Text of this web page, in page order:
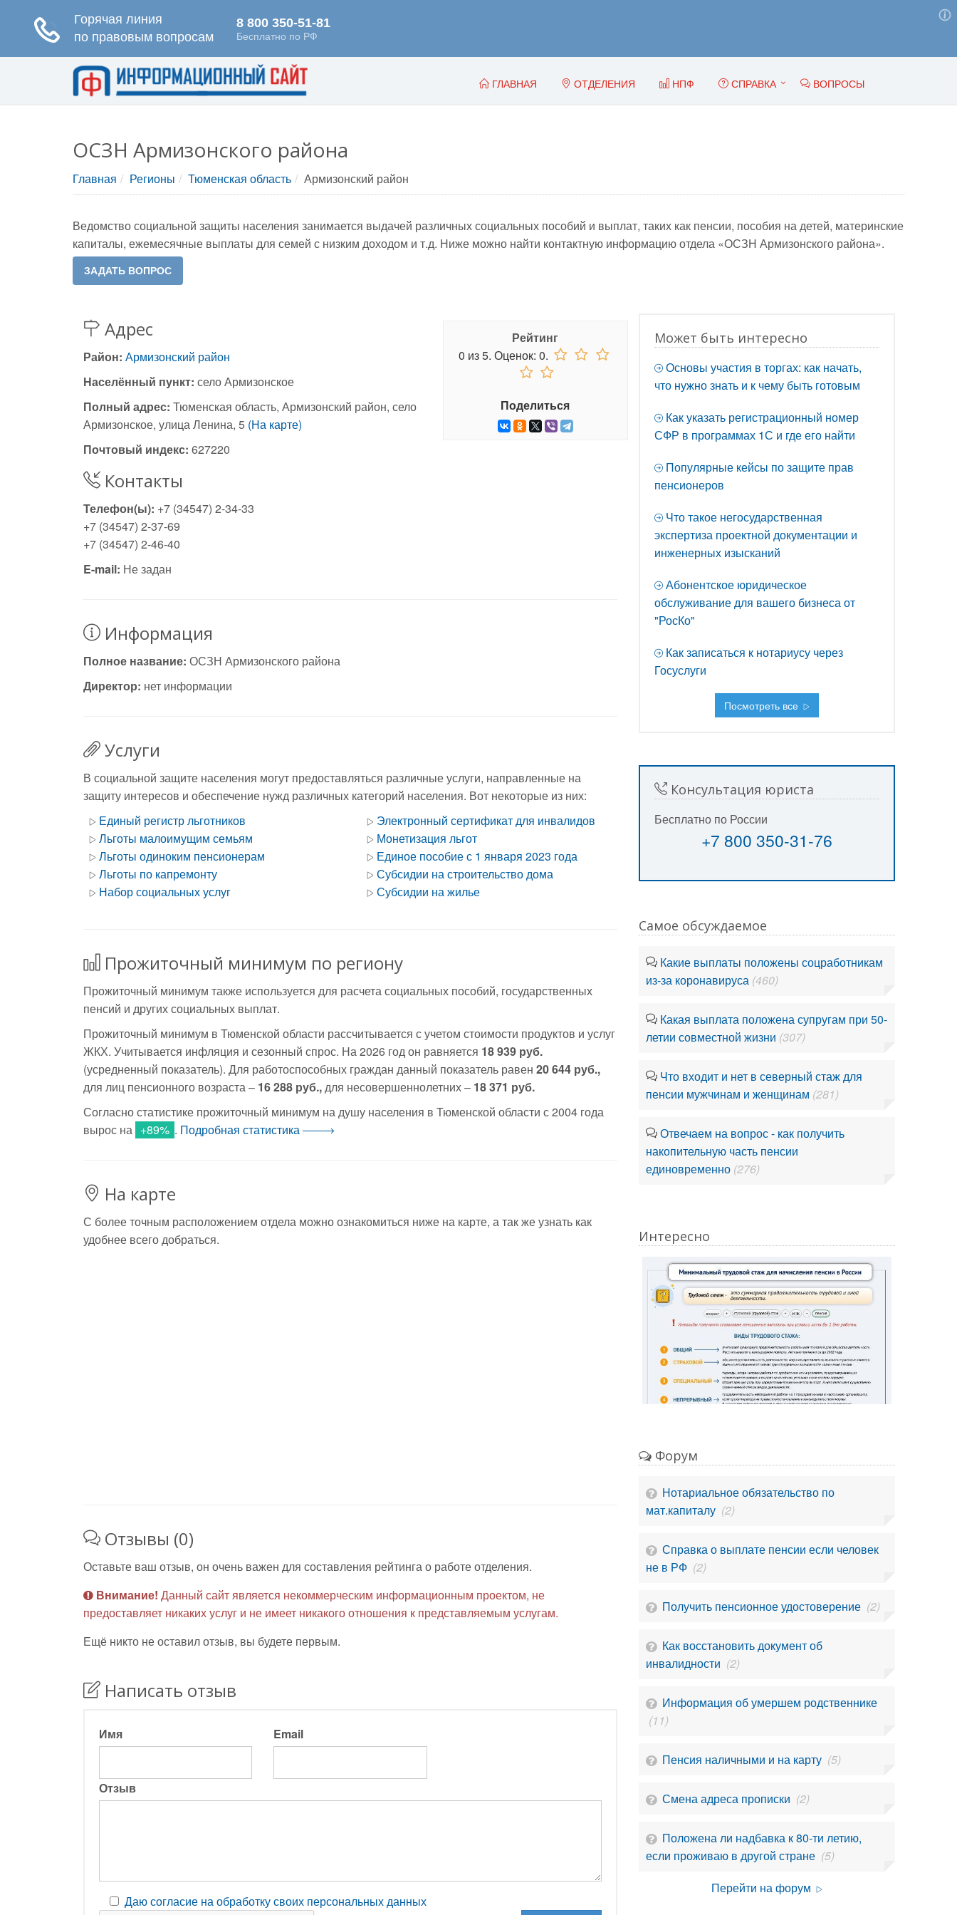
ГЛАВНАЯ ОТДЕЛЕНИЯ НПФ СПРАВКА ВОПРОСЫ
ОСЗН Армизонского района
Главная Регионы Тюменская область Армизонский район
Ведомство социальной защиты населения занимается выдачей различных социальных пособий и выплат, таких как пенсии, пособия на детей, материнские
капиталы, ежемесячные выплаты для семей с низким доходом и т.д. Ниже можно найти контактную информацию отдела «ОСЗН Армизонского района».
Адрес
Район: Армизонский район
Населённый пункт: село Армизонское
Полный адрес: Тюменская область, Армизонский район, село
Армизонское, улица Ленина, 5 (На карте)
Почтовый индекс: 627220
Рейтинг
0 из5. Оценок:0.
Поделиться
Контакты
Телефон(ы): +7 (34547) 2-34-33
+7 (34547) 2-37-69
+7 (34547) 2-46-40
E-mail: Не задан
Информация
Полное название: ОСЗН Армизонского района
Директор: нет информации
Услуги
В социальной защите населения могут предоставляться различные услуги, направленные на
защиту интересов и обеспечение нужд различных категорий населения. Вот некоторые из них:
Единый регистр льготников
Льготы малоимущим семьям
Льготы одиноким пенсионерам
Льготы по капремонту
Набор социальных услуг
Электронный сертификат для инвалидов
Монетизация льгот
Единое пособие с 1 января 2023 года
Субсидии на строительство дома
Субсидии на жилье
Прожиточный минимум по региону
Прожиточный минимум также используется для расчета социальных пособий, государственных
пенсий и других социальных выплат.
Прожиточный минимум в Тюменской области рассчитывается с учетом стоимости продуктов и услуг
ЖКХ. Учитывается инфляция и сезонный спрос. На 2026 год он равняется 18 939 руб.
(усредненный показатель). Для работоспособных граждан данный показатель равен 20 644 руб.,
для лиц пенсионного возраста – 16 288 руб.,для несовершеннолетних – 18 371 руб.
Согласно статистике прожиточный минимум на душу населения в Тюменской области с 2004 года
вырос на +89% . Подробная статистика
На карте
С более точным расположением отдела можно ознакомиться ниже на карте, а так же узнать как
удобнее всего добраться.
Отзывы (0)
Оставьте ваш отзыв, он очень важен для составления рейтинга о работе отделения.
Внимание! Данный сайт является некоммерческим информационным проектом, не
предоставляет никаких услуг и не имеет никакого отношения к представляемым услугам.
Ещё никто не оставил отзыв, вы будете первым.
Написать отзыв
Имя Email
Отзыв
Даю согласие на обработку своих персональных данных
Может быть интересно
Основы участия в торгах: как начать,
что нужно знать и к чему быть готовым
Как указать регистрационный номер
СФР в программах 1С и где его найти
Популярные кейсы по защите прав
пенсионеров
Что такое негосударственная
экспертиза проектной документации и
инженерных изысканий
Абонентское юридическое
обслуживание для вашего бизнеса от
"РосКо"
Как записаться к нотариусу через
Госуслуги
Посмотреть все
Консультация юриста
Бесплатно по России
+7 800 350-31-76
Самое обсуждаемое
Какие выплаты положены соцработникам
из-за коронавируса (460)
Какая выплата положена супругам при 50-
летии совместной жизни (307)
Что входит и нет в северный стаж для
пенсии мужчинам и женщинам (281)
Отвечаем на вопрос - как получить
накопительную часть пенсии
единовременно (276)
Интересно
Форум
Нотариальное обязательство по
мат.капиталу (2)
Справка о выплате пенсии если человек
не в РФ (2)
Получить пенсионное удостоверение (2)
Как восстановить документ об
инвалидности (2)
Информация об умершем родственнике
(11)
Пенсия наличными и на карту (5)
Смена адреса прописки (2)
Положена ли надбавка к 80-ти летию,
если проживаю в другой стране (5)
Перейти на форум